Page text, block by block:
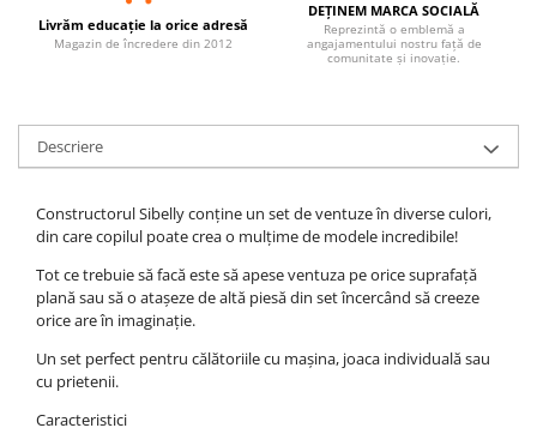
Livrăm educație la orice adresă
Magazin de încredere din 2012
DEȚINEM MARCA SOCIALĂ
Reprezintă o emblemă a
angajamentului nostru față de
comunitate și inovație.
Descriere
Constructorul Sibelly conține un set de ventuze în diverse culori,
din care copilul poate crea o mulțime de modele incredibile!
Tot ce trebuie să facă este să apese ventuza pe orice suprafață
plană sau să o atașeze de altă piesă din set încercând să creeze
orice are în imaginație.
Un set perfect pentru călătoriile cu mașina, joaca individuală sau
cu prietenii.
Caracteristici